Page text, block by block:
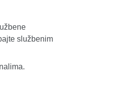
službenim